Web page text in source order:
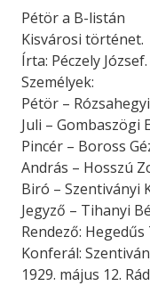
Pétör a B-listán
Kisvárosi történet.
Írta: Péczely József.
Személyek:
Pétör –
Juli – Gombaszögi
Pincér – Boross
András – Hosszú
Biró – Szentiványi
Jegyző – Tihanyi
Rendező:
Konferál:
1929. május 12.